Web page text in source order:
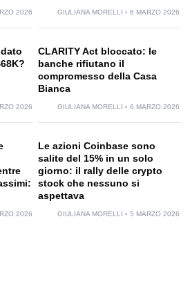
2026 GIULIANA MORELLI 6 MARZO 2026
2026
CLARITY Act bloccato: le
banche rifiutano il
compromesso della Casa
Bianca
GIULIANA MORELLI 6 MARZO 2026
2026
Le azioni Coinbase sono
salite del 15% in un solo
giorno: il rally delle crypto
stock che nessuno si
aspettava
GIULIANA MORELLI 5 MARZO 2026